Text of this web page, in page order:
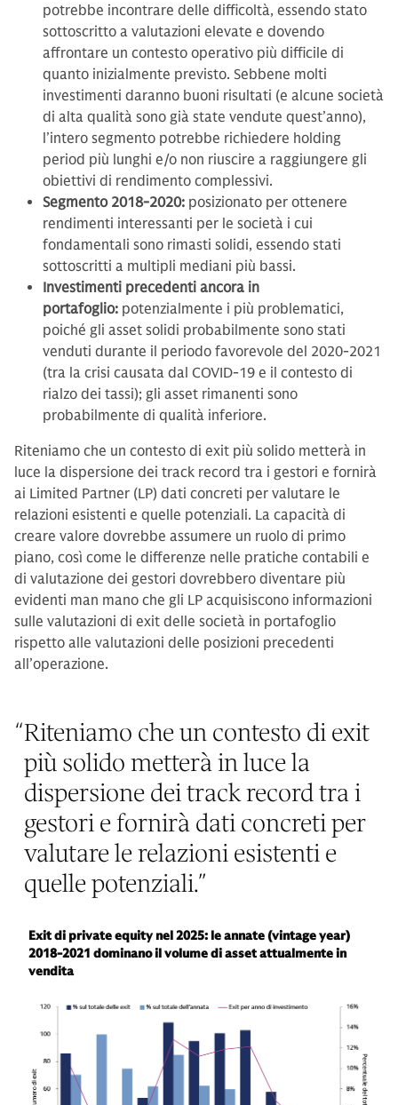
potrebbe incontrare delle difficoltà, essendo stato
sottoscritto a valutazioni elevate e dovendo
affrontare un contesto operativo più difficile di
quanto inizialmente previsto. Sebbene molti
investimenti daranno buoni risultati (e alcune società
di alta qualità sono già state vendute quest’anno),
l’intero segmento potrebbe richiedere holding
period più lunghi e/o non riuscire a raggiungere gli
obiettivi di rendimento complessivi.
Segmento 2018-2020: posizionato per ottenere
rendimenti interessanti per le società i cui
fondamentali sono rimasti solidi, essendo stati
sottoscritti a multipli mediani più bassi.
Investimenti precedenti ancora in
portafoglio: potenzialmente i più problematici,
poiché gli asset solidi probabilmente sono stati
venduti durante il periodo favorevole del 2020-2021
(tra la crisi causata dal COVID-19 e il contesto di
rialzo dei tassi); gli asset rimanenti sono
probabilmente di qualità inferiore.
Riteniamo che un contesto di exit più solido metterà in
luce la dispersione dei track record tra i gestori e fornirà
ai Limited Partner (LP) dati concreti per valutare le
relazioni esistenti e quelle potenziali. La capacità di
creare valore dovrebbe assumere un ruolo di primo
piano, così come le differenze nelle pratiche contabili e
di valutazione dei gestori dovrebbero diventare più
evidenti man mano che gli LP acquisiscono informazioni
sulle valutazioni di exit delle società in portafoglio
rispetto alle valutazioni delle posizioni precedenti
all’operazione.
“Riteniamo che un contesto di exit
più solido metterà in luce la
dispersione dei track record tra i
gestori e fornirà dati concreti per
valutare le relazioni esistenti e
quelle potenziali.”
Exit di private equity nel 2025: le annate (vintage year)
2018-2021 dominano il volume di asset attualmente in
vendita